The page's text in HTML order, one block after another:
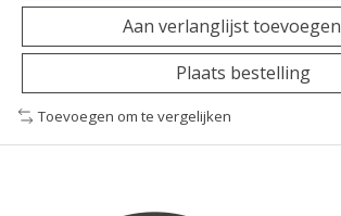
Aan verlanglijst toevoegen
Plaats bestelling
Toevoegen om te vergelijken